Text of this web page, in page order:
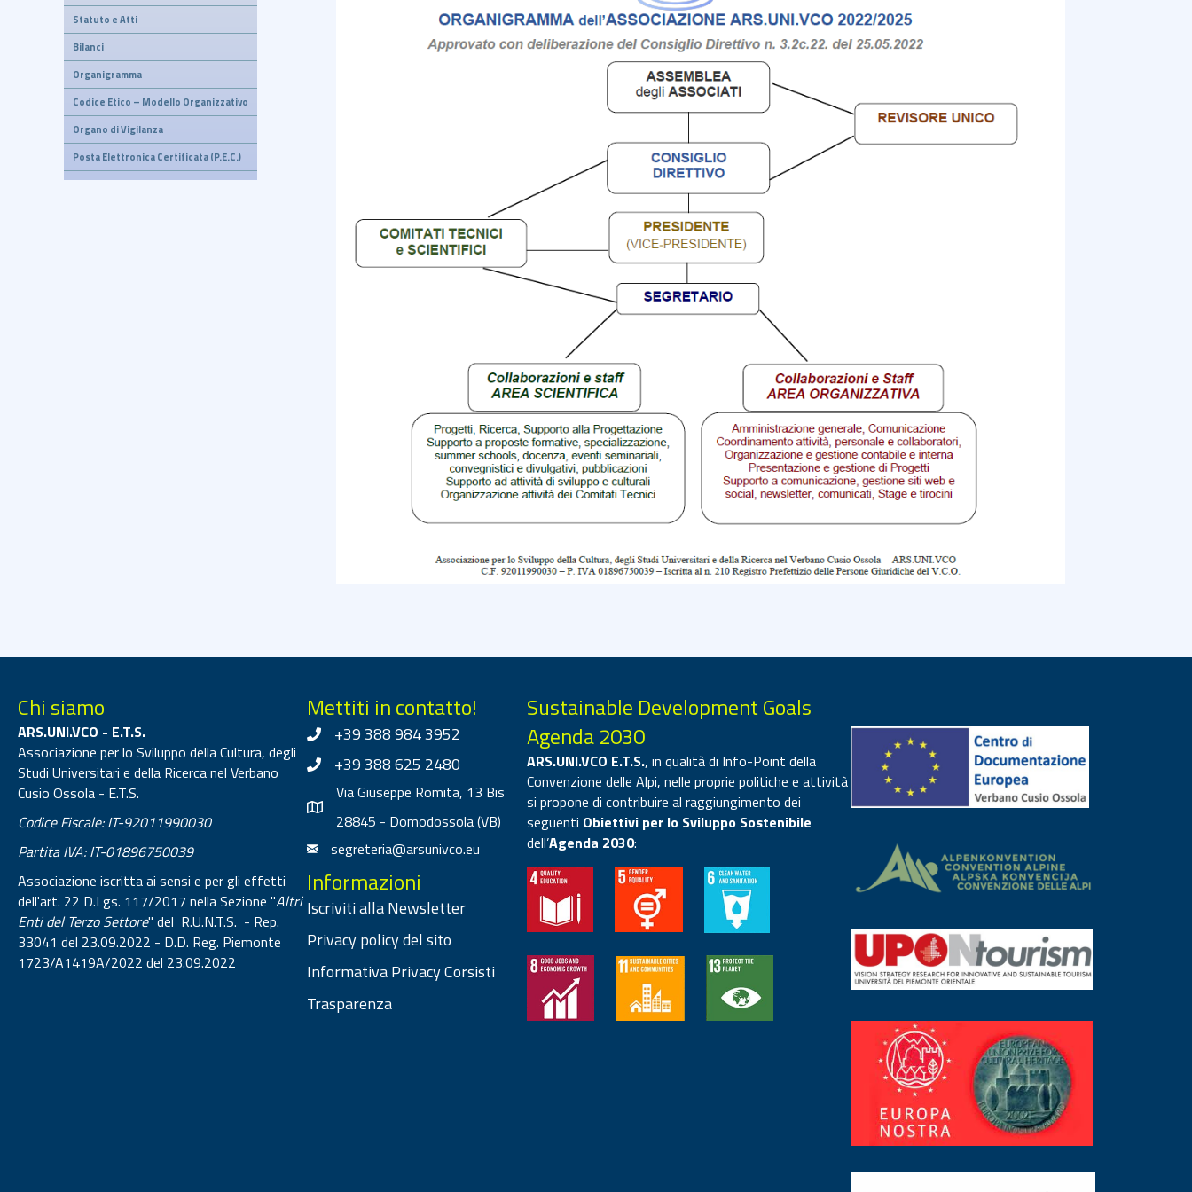
Statuto e Atti
Bilanci
Organigramma
Codice Etico – Modello Organizzativo
Organo di Vigilanza
Posta Elettronica Certificata (P.E.C.)
Chi siamo
ARS.UNI.VCO - E.T.S.
Associazione per lo Sviluppo della Cultura, degli
Studi Universitari e della Ricerca nel Verbano
Cusio Ossola - E.T.S.
Codice Fiscale: IT-92011990030
Partita IVA: IT-01896750039
Associazione iscritta ai sensi e per gli effetti
dell'art. 22 D.Lgs. 117/2017 nella Sezione "Altri
Enti del Terzo Settore" del R.U.N.T.S. - Rep.
33041 del 23.09.2022 - D.D. Reg. Piemonte
1723/A1419A/2022 del 23.09.2022
Mettiti in contatto!
+39 388 984 3952
+39 388 625 2480
Via Giuseppe Romita, 13 Bis
28845 - Domodossola (VB)
segreteria@arsunivco.eu
Informazioni
Iscriviti alla Newsletter
Privacy policy del sito
Informativa Privacy Corsisti
Trasparenza
Sustainable Development Goals
Agenda 2030
ARS.UNI.VCO E.T.S., in qualità di Info-Point della
Convenzione delle Alpi, nelle proprie politiche e attività
si propone di contribuire al raggiungimento dei
seguenti Obiettivi per lo Sviluppo Sostenibile
dell’Agenda 2030: